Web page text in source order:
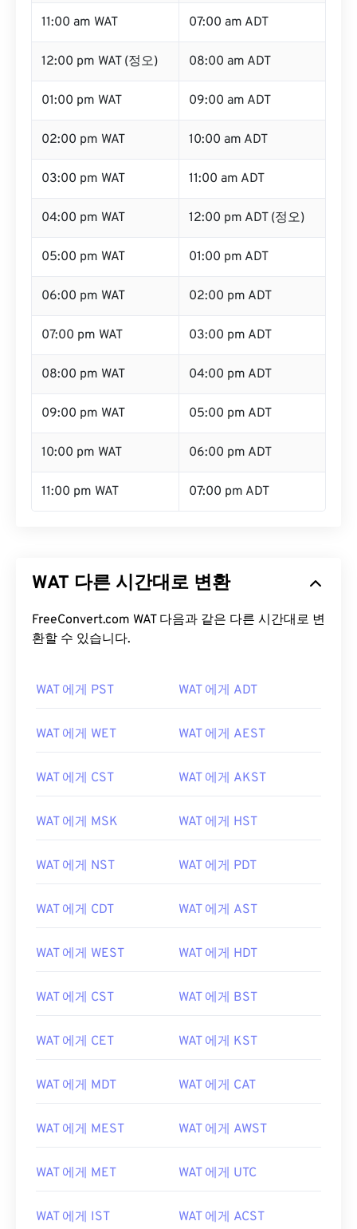
11:00 am WAT 07:00 am ADT
12:00 pm WAT (정오) 08:00 am ADT
01:00 pm WAT 09:00 am ADT
02:00 pm WAT 10:00 am ADT
03:00 pm WAT 11:00 am ADT
04:00 pm WAT 12:00 pm ADT (정오)
05:00 pm WAT 01:00 pm ADT
06:00 pm WAT 02:00 pm ADT
07:00 pm WAT 03:00 pm ADT
08:00 pm WAT 04:00 pm ADT
09:00 pm WAT 05:00 pm ADT
10:00 pm WAT 06:00 pm ADT
11:00 pm WAT 07:00 pm ADT
WAT 다른 시간대로 변환
FreeConvert.com WAT 다음과 같은 다른 시간대로 변
환할 수 있습니다.
WAT 에게 PST WAT 에게 ADT
WAT 에게 WET WAT 에게 AEST
WAT 에게 CST WAT 에게 AKST
WAT 에게 MSK WAT 에게 HST
WAT 에게 NST WAT 에게 PDT
WAT 에게 CDT WAT 에게 AST
WAT 에게 WEST WAT 에게 HDT
WAT 에게 CST WAT 에게 BST
WAT 에게 CET WAT 에게 KST
WAT 에게 MDT WAT 에게 CAT
WAT 에게 MEST WAT 에게 AWST
WAT 에게 MET WAT 에게 UTC
WAT 에게 IST WAT 에게 ACST